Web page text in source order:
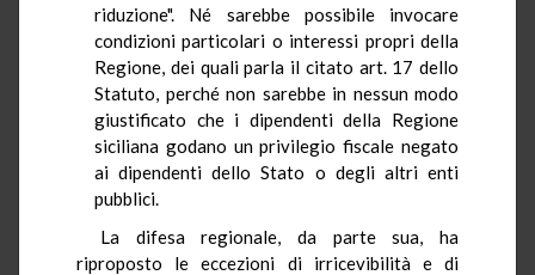
riduzione". Né sarebbe possibile invocare
condizioni particolari o interessi propri della
Regione, dei quali parla il citato art. 17 dello
Statuto, perché non sarebbe in nessun modo
giustificato che i dipendenti della Regione
siciliana godano un privilegio fiscale negato
ai dipendenti dello Stato o degli altri enti
pubblici.
La difesa regionale, da parte sua, ha
riproposto le eccezioni di irricevibilità e di